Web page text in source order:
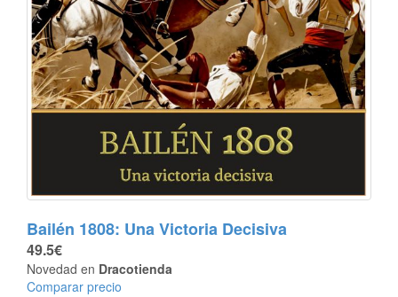
Bailén 1808: Una Victoria Decisiva
49.5€
Novedad en Dracotienda
Comparar precio